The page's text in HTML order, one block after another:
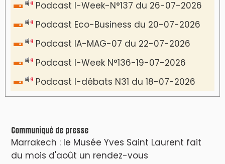
VIDÉOS & CLIP +
LES PLUS RÉCENTS CLASSEURS
دِيمَا المَغرِب Clip
🎵Bulldozer Blues
Clip : 🎵 LE BLUES DE L'IA